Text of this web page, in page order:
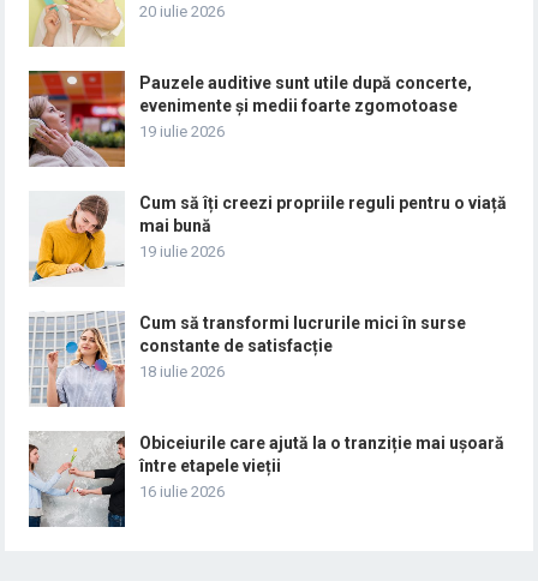
20 iulie 2026
Pauzele auditive sunt utile după concerte,
evenimente și medii foarte zgomotoase
19 iulie 2026
Cum să îți creezi propriile reguli pentru o viață
mai bună
19 iulie 2026
Cum să transformi lucrurile mici în surse
constante de satisfacție
18 iulie 2026
Obiceiurile care ajută la o tranziție mai ușoară
între etapele vieții
16 iulie 2026